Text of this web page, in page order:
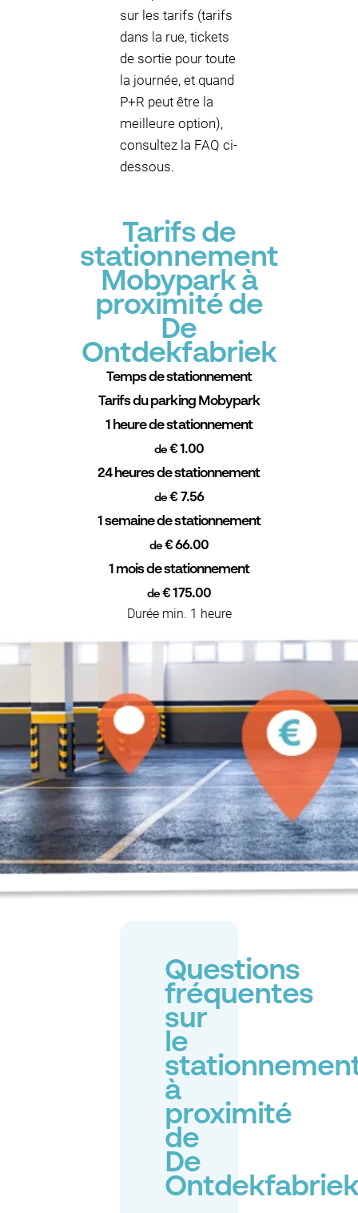
sur les tarifs (tarifs
dans la rue, tickets
de sortie pour toute
la journée, et quand
P+R peut être la
meilleure option),
consultez la FAQ ci-
dessous.
Tarifs de
stationnement
Mobypark à
proximité de
De
Ontdekfabriek
Temps de stationnement
Tarifs du parking Mobypark
1 heure de stationnement
de€ 1.00
24 heures de stationnement
de € 7.56
1 semaine de stationnement
de€ 66.00
1 mois de stationnement
de € 175.00
Durée min. 1 heure
Questions
fréquentes
sur
le
à
proximité
de
De